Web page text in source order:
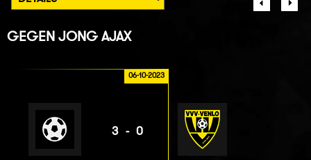
GEGEN JONG AJAX
06-10-2023
3-0